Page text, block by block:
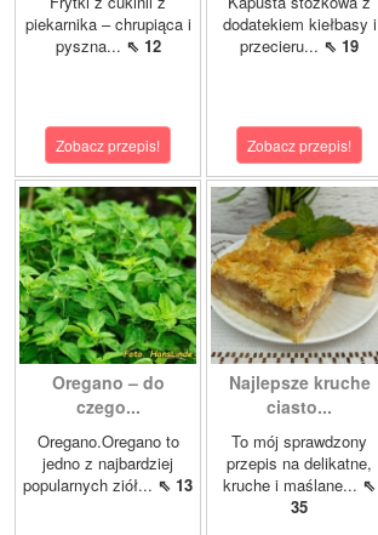
piekarnika – chrupiąca i
pyszna... ⇖ 12
Zobacz przepis!
dodatekiem kiełbasy i
przecieru... ⇖ 19
Zobacz przepis!
Oregano – do
czego...
Oregano.Oregano to
jedno z najbardziej
popularnych ziół... ⇖ 13
Najlepsze kruche
ciasto...
To mój sprawdzony
przepis na delikatne,
kruche i maślane... ⇖
35